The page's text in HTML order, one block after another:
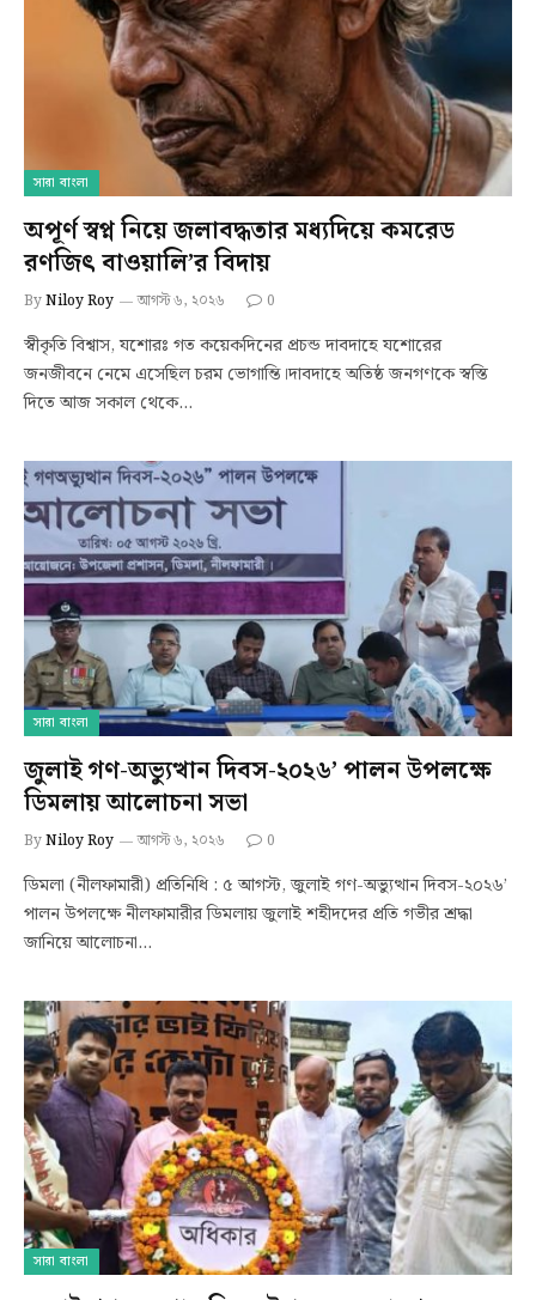
সারা বাংলা
অপূর্ণ স্বপ্ন নিয়ে জলাবদ্ধতার মধ্যদিয়ে কমরেড
রণজিৎ বাওয়ালি’র বিদায়
ByNiloy Roy আগস্ট ৬, ২০২৬ 0
স্বীকৃতি বিশ্বাস, যশোরঃ গত কয়েকদিনের প্রচন্ড দাবদাহে যশোরের
জনজীবনে নেমে এসেছিল চরম ভোগান্তি।দাবদাহে অতিষ্ঠ জনগণকে স্বস্তি
দিতে আজ সকাল থেকে…
সারা বাংলা
জুলাই গণ-অভ্যুত্থান দিবস-২০২৬’ পালন উপলক্ষে
ডিমলায় আলোচনা সভা
ByNiloy Roy আগস্ট ৬, ২০২৬ 0
ডিমলা (নীলফামারী) প্রতিনিধি : ৫ আগস্ট, জুলাই গণ-অভ্যুত্থান দিবস-২০২৬’
পালন উপলক্ষে নীলফামারীর ডিমলায় জুলাই শহীদদের প্রতি গভীর শ্রদ্ধা
জানিয়ে আলোচনা…
সারা বাংলা